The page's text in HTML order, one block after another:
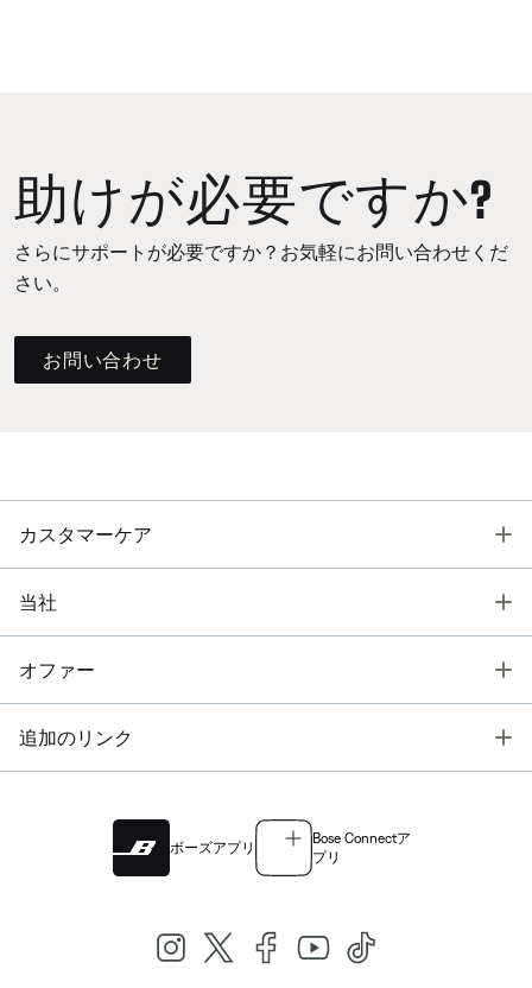
助けが必要ですか?
さらにサポートが必要ですか？お気軽にお問い合わせくだ
さい。
お問い合わせ
カスタマーケア
当社
オファー
追加のリンク
ボーズアプリ
Bose Connectア
プリ